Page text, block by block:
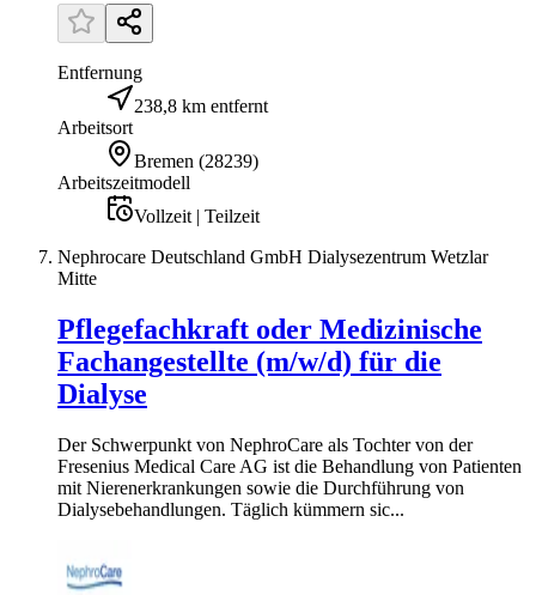
Entfernung
238,8 km entfernt
Arbeitsort
Bremen (28239)
Arbeitszeitmodell
Vollzeit | Teilzeit
Nephrocare Deutschland GmbH Dialysezentrum Wetzlar
Mitte
Pflegefachkraft oder Medizinische
Fachangestellte (m/w/d) für die
Dialyse
Der Schwerpunkt von NephroCare als Tochter von der
Fresenius Medical Care AG ist die Behandlung von Patienten
mit Nierenerkrankungen sowie die Durchführung von
Dialysebehandlungen. Täglich kümmern sic...